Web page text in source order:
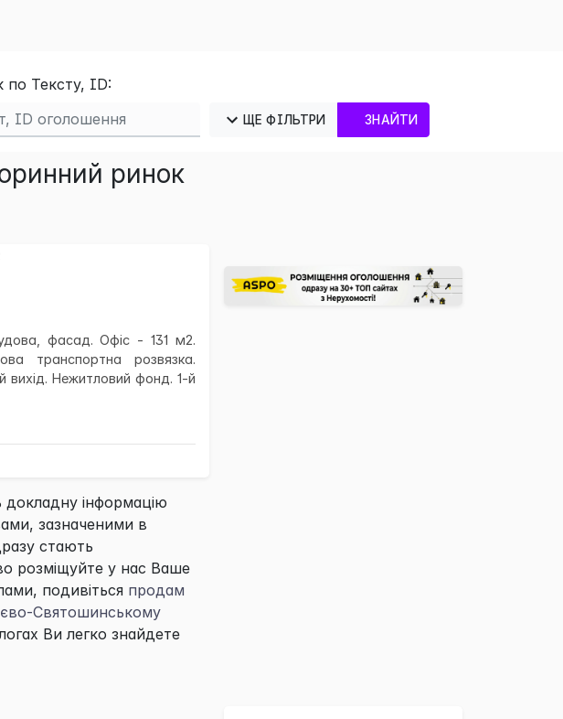
по Тексту, ID:
ЩЕ ФІЛЬТРИ ЗНАЙТИ
ринок
фасад. Офіс - 131 м2.
транспортна розвязка.
вихід. Нежитловий фонд. 1-й
докладну інформацію
зазначеними в
стають
розміщуйте у нас Ваше
подивіться продам
Святошинському
Ви легко знайдете